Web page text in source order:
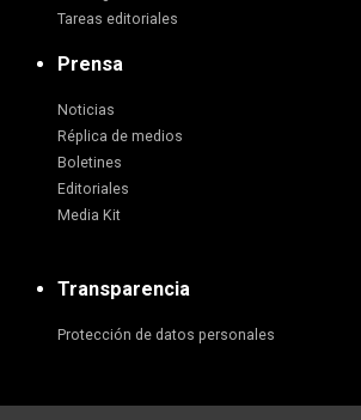
Tareas editoriales
Prensa
Noticias
Réplica de medios
Boletines
Editoriales
Media Kit
Transparencia
Protección de datos personales